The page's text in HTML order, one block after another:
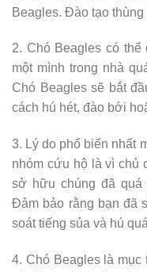
Beagles. Đào tạo
2. Chó Beagles có
một mình trong nhà
Chó Beagles sẽ bắt
cách hú hét, đào bới
3. Lý do phổ biến nhất
nhóm cứu hộ là vì chủ
sở hữu chúng đã quá
Đảm bảo rằng bạn đã
soát tiếng sủa và hú
4. Chó Beagles là mục